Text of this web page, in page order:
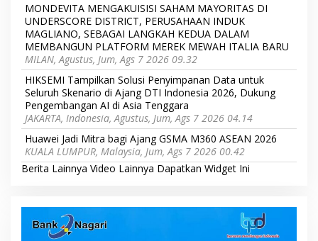
MONDEVITA MENGAKUISISI SAHAM MAYORITAS DI
UNDERSCORE DISTRICT, PERUSAHAAN INDUK
MAGLIANO, SEBAGAI LANGKAH KEDUA DALAM
MEMBANGUN PLATFORM MEREK MEWAH ITALIA BARU
MILAN, Agustus, Jum, Ags 7 2026 09.32
HIKSEMI Tampilkan Solusi Penyimpanan Data untuk
Seluruh Skenario di Ajang DTI Indonesia 2026, Dukung
Pengembangan AI di Asia Tenggara
JAKARTA, Indonesia, Agustus, Jum, Ags 7 2026 04.14
Huawei Jadi Mitra bagi Ajang GSMA M360 ASEAN 2026
KUALA LUMPUR, Malaysia, Jum, Ags 7 2026 00.42
Berita Lainnya Video Lainnya Dapatkan Widget Ini